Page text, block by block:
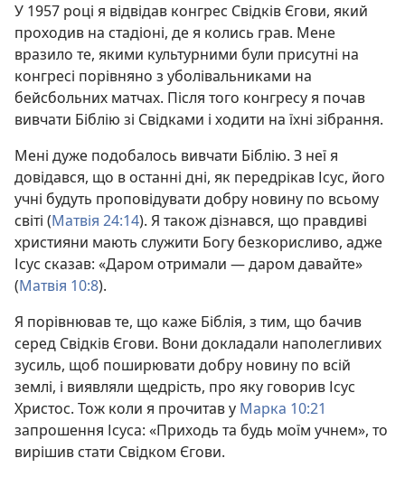
У 1957 році я відвідав конгрес Свідків Єгови, який
проходив на стадіоні, де я колись грав. Мене
вразило те, якими культурними були присутні на
конгресі порівняно з уболівальниками на
бейсбольних матчах. Після того конгресу я почав
вивчати Біблію зі Свідками і ходити на їхні зібрання.
Мені дуже подобалось вивчати Біблію. З неї я
довідався, що в останні дні, як передрікав Ісус, його
учні будуть проповідувати добру новину по всьому
світі (Матвія 24:14). Я також дізнався, що правдиві
християни мають служити Богу безкорисливо, адже
Ісус сказав: «Даром отримали — даром давайте»
(Матвія 10:8).
Я порівнював те, що каже Біблія, з тим, що бачив
серед Свідків Єгови. Вони докладали наполегливих
зусиль, щоб поширювати добру новину по всій
землі, і виявляли щедрість, про яку говорив Ісус
Христос. Тож коли я прочитав у Марка 10:21
запрошення Ісуса: «Приходь та будь моїм учнем», то
вирішив стати Свідком Єгови.